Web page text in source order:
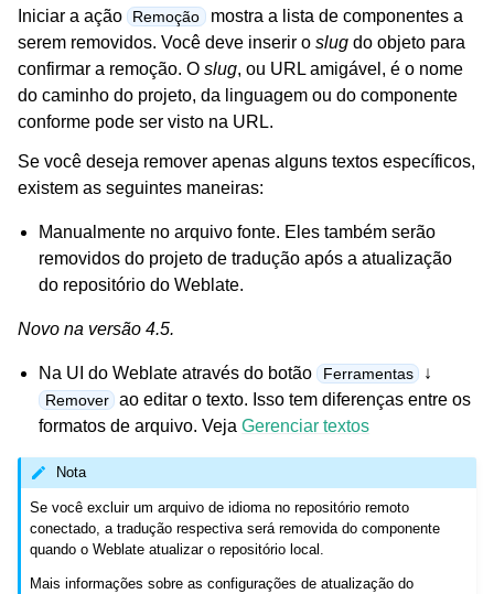
Iniciar a ação Remoção mostra a lista de componentes a
serem removidos. Você deve inserir o slug do objeto para
confirmar a remoção. O slug, ou URL amigável, é o nome
do caminho do projeto, da linguagem ou do componente
conforme pode ser visto na URL.
Se você deseja remover apenas alguns textos específicos,
existem as seguintes maneiras:
Manualmente no arquivo fonte. Eles também serão
removidos do projeto de tradução após a atualização
do repositório do Weblate.
Novo na versão 4.5.
Na UI do Weblate através do botão Ferramentas ↓
Remover ao editar o texto. Isso tem diferenças entre os
formatos de arquivo. VejaGerenciar textos
Nota
Se você excluir um arquivo de idioma no repositório remoto
conectado, a tradução respectiva será removida do componente
quando o Weblate atualizar o repositório local.
Mais informações sobre as configurações de atualização do